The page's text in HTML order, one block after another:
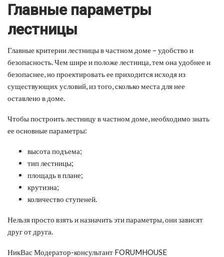
Главные параметры
лестницы
Главные критерии лестницы в частном доме – удобство и
безопасность. Чем шире и положе лестница, тем она удобнее и
безопаснее, но проектировать ее приходится исходя из
существующих условий, из того, сколько места для нее
оставлено в доме.
Чтобы построить лестницу в частном доме, необходимо знать
ее основные параметры:
высота подъема;
тип лестницы;
площадь в плане;
крутизна;
количество ступеней.
Нельзя просто взять и назначить эти параметры, они зависят
друг от друга.
НикВас Модератор-консультант FORUMHOUSE